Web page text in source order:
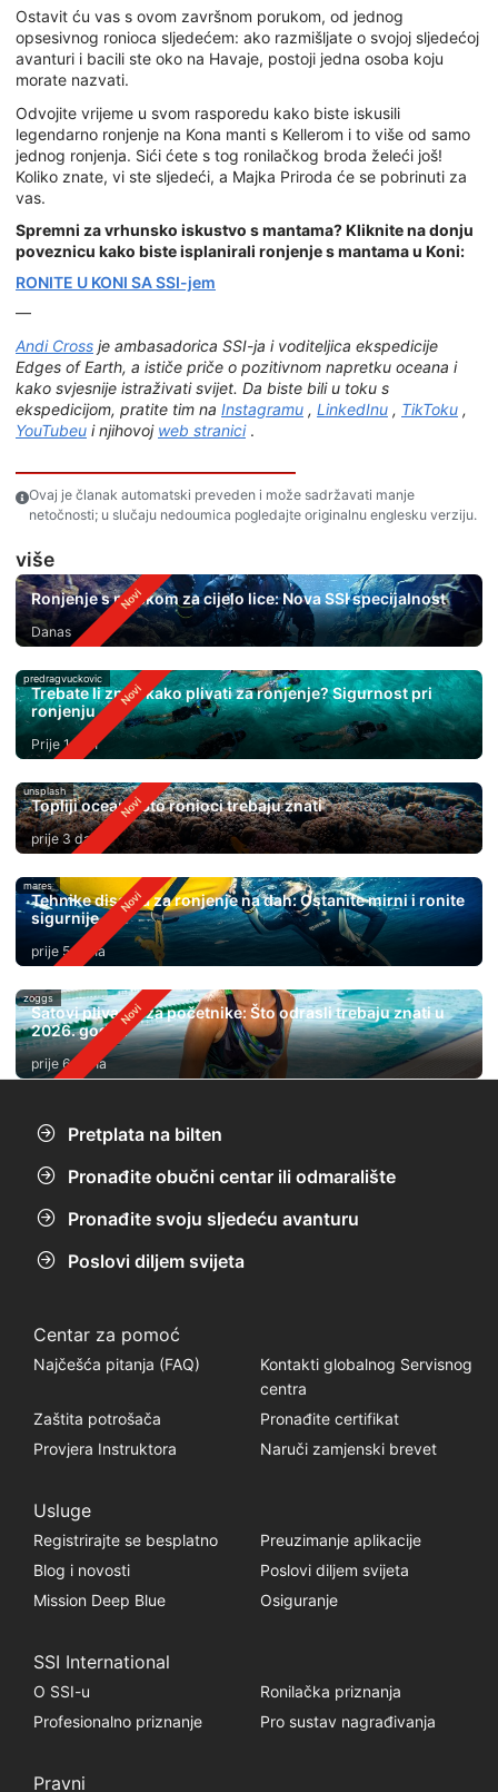
Ostavit ću vas s ovom završnom porukom, od jednog
opsesivnog ronioca sljedećem: ako razmišljate o svojoj sljedećoj
avanturi i bacili ste oko na Havaje, postoji jedna osoba koju
morate nazvati.
Odvojite vrijeme u svom rasporedu kako biste iskusili
legendarno ronjenje na Kona manti s Kellerom i to više od samo
jednog ronjenja. Sići ćete s tog ronilačkog broda želeći još!
Koliko znate, vi ste sljedeći, a Majka Priroda će se pobrinuti za
vas.
Spremni za vrhunsko iskustvo s mantama? Kliknite na donju
poveznicu kako biste isplanirali ronjenje s mantama u Koni:
RONITE U KONI SA SSI-jem
—
Andi Cross je ambasadorica SSI-ja i voditeljica ekspedicije
Edges of Earth, a ističe priče o pozitivnom napretku oceana i
kako svjesnije istraživati svijet. Da biste bili u toku s
ekspedicijom, pratite tim na Instagramu , LinkedInu , TikToku ,
YouTubeu i njihovoj web stranici.
Ovaj je članak automatski preveden i može sadržavati manje
netočnosti; u slučaju nedoumica pogledajte originalnu englesku verziju.
više
Ronjenje s maskom za cijelo lice: Nova SSI specijalnost
Danas
predragvuckovic
Trebate li znati kako plivati ​​za ronjenje? Sigurnost pri
ronjenju
Prije 1 dan
unsplash
Topliji oceani: Što ronioci trebaju znati
prije 3 dana
mares
Tehnike disanja za ronjenje na dah: Ostanite mirni i ronite
sigurnije
prije 5 dana
zoggs
Satovi plivanja za početnike: Što odrasli trebaju znati u
2026. godini
prije 6 dana
Pretplata na bilten
Pronađite obučni centar ili odmaralište
Pronađite svoju sljedeću avanturu
Poslovi diljem svijeta
Centar za pomoć
Najčešća pitanja (FAQ)
Kontakti globalnog Servisnog
centra
Zaštita potrošača
Pronađite certifikat
Provjera Instruktora
Naruči zamjenski brevet
Usluge
Registrirajte se besplatno
Preuzimanje aplikacije
Blog i novosti
Poslovi diljem svijeta
Mission Deep Blue
Osiguranje
SSI International
O SSI-u
Ronilačka priznanja
Profesionalno priznanje
Pro sustav nagrađivanja
Pravni